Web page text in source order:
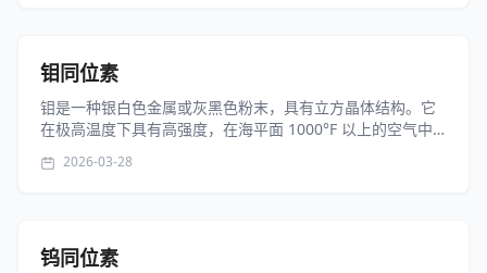
钼同位素
钼是一种银白色金属或灰黑色粉末，具有立方晶体结构。它
在极高温度下具有高强度，在海平面 1000°F 以上的空气中
氨水、氢氧化钠、水或稀硫酸，溶于热浓硫酸或硝酸。在常
2026-03-28
钨同位素